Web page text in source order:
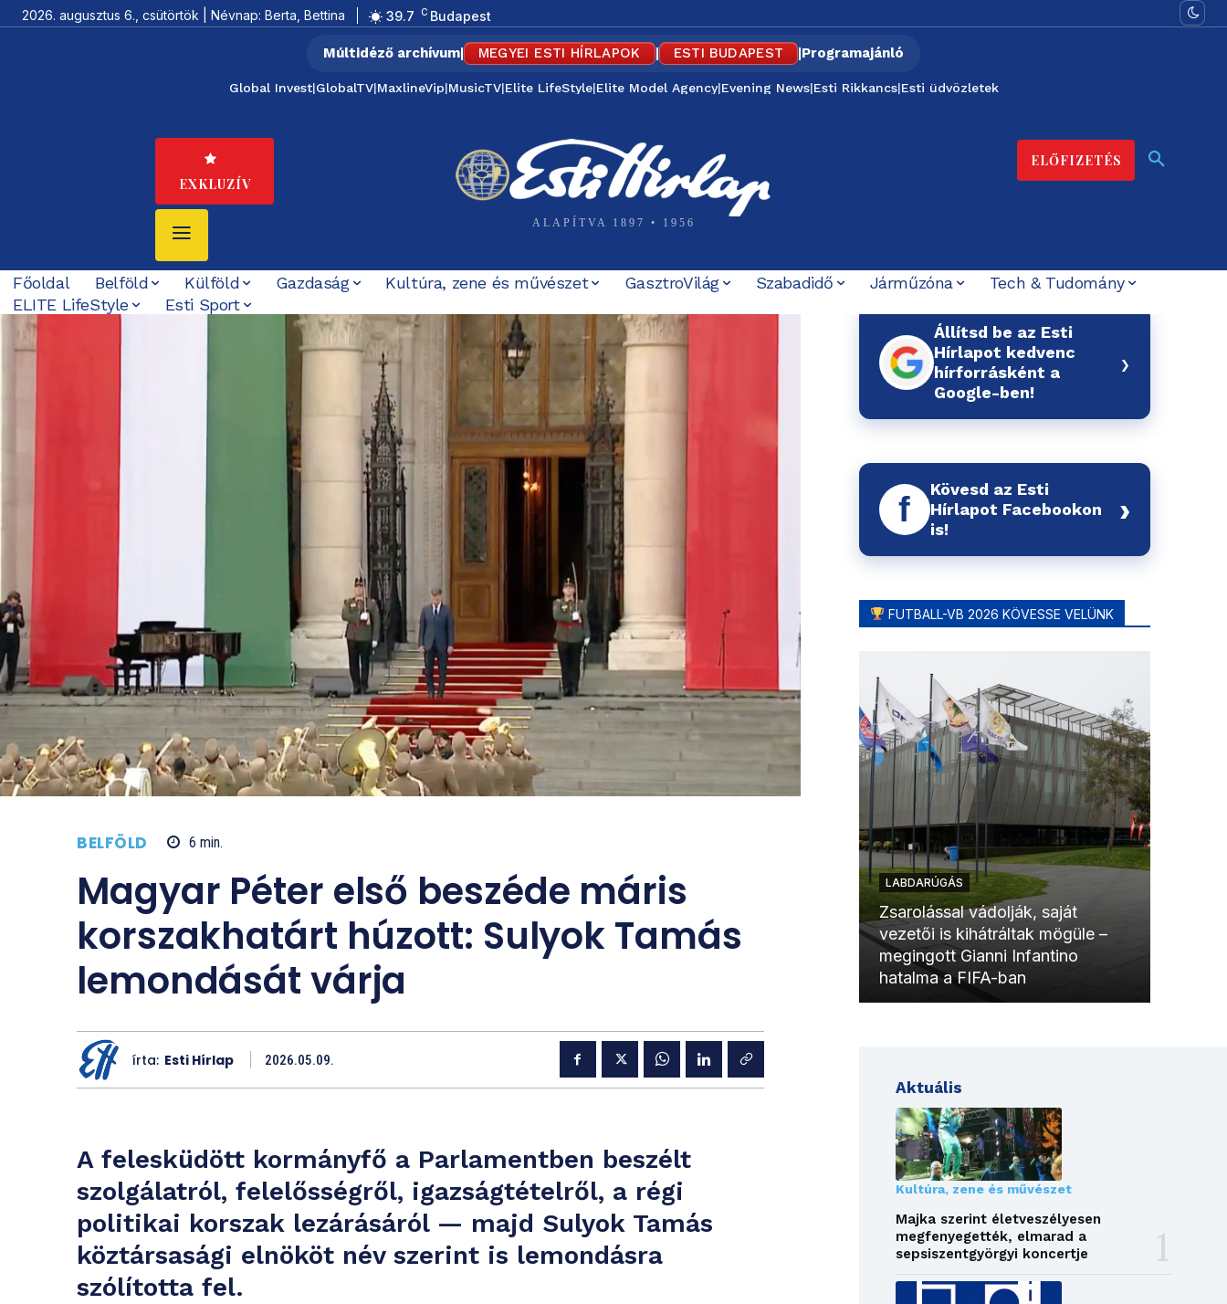
2026. augusztus 6., csütörtök | Névnap: Berta, Bettina 39.7 C Budapest
Múltidéző archívum| MEGYEI ESTI HÍRLAPOK | ESTI BUDAPEST |Programajánló
Global Invest|GlobalTV|MaxlineVip|MusicTV|Elite LifeStyle|Elite Model Agency|Evening News|Esti Rikkancs|Esti üdvözletek
EXKLUZÍV
ALAPÍTVA 1897 • 1956
ELŐFIZETÉS
Főoldal Belföld Külföld Gazdaság Kultúra, zene és művészet GasztroVilág Szabadidő Járműzóna
Tech & Tudomány
ELITE LifeStyle
Esti Sport
BELFÖLD 6 min.
Magyar Péter első beszéde máris
korszakhatárt húzott: Sulyok Tamás
lemondását várja
írta: Esti Hírlap 2026.05.09.
A felesküdött kormányfő a Parlamentben beszélt
szolgálatról, felelősségről, igazságtételről, a régi
politikai korszak lezárásáról — majd Sulyok Tamás
köztársasági elnököt név szerint is lemondásra
szólította fel.
Állítsd be az Esti
Hírlapot kedvenc
hírforrásként a
Google-ben!
›
f
Kövesd az Esti
Hírlapot Facebookon
is!
›
FUTBALL-VB 2026 KÖVESSE VELÜNK
LABDARÚGÁS
Zsarolással vádolják, saját
vezetői is kihátráltak mögüle –
megingott Gianni Infantino
hatalma a FIFA-ban
Aktuális
Kultúra, zene és művészet
Majka szerint életveszélyesen
megfenyegették, elmarad a
sepsiszentgyörgyi koncertje